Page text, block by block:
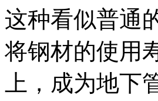
这种看似普通
将钢材的使用
上，成为地下